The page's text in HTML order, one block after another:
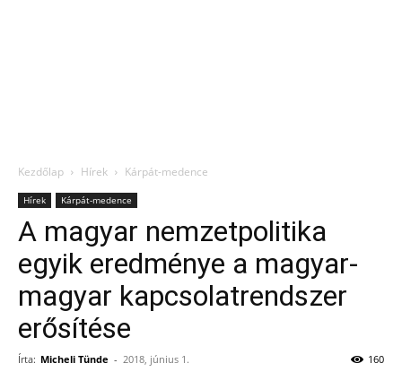
Kezdőlap Hírek Kárpát-medence
Hírek Kárpát-medence
A magyar nemzetpolitika
egyik eredménye a magyar-
magyar kapcsolatrendszer
erősítése
Írta: Micheli Tünde - 2018, június 1. 160